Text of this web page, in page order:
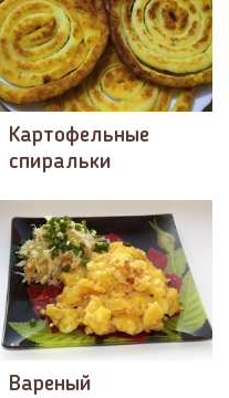
Картофельные
спиральки
Вареный